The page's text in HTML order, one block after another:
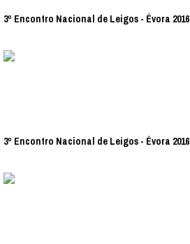
3º Encontro Nacional de Leigos - Évora 2016
3º Encontro Nacional de Leigos - Évora 2016